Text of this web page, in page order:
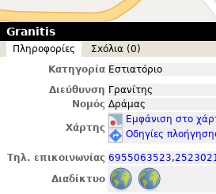
Granitis
Πληροφορίες
Σxόλια (0)
Κατηγορία Εστιατόριο
Διεύθυνση Γρανίτης
Νομός Δράμας
Χάρτης
Εμφάνιση στο
Οδηγίες
Τηλ. επικοινωνίας 6955063523,
Διαδίκτυο